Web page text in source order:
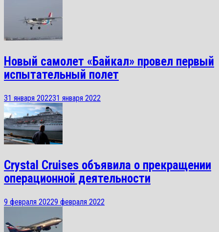
Новый самолет «Байкал» провел первый
испытательный полет
31 января 202231 января 2022
Crystal Cruises объявила о прекращении
операционной деятельности
9 февраля 20229 февраля 2022